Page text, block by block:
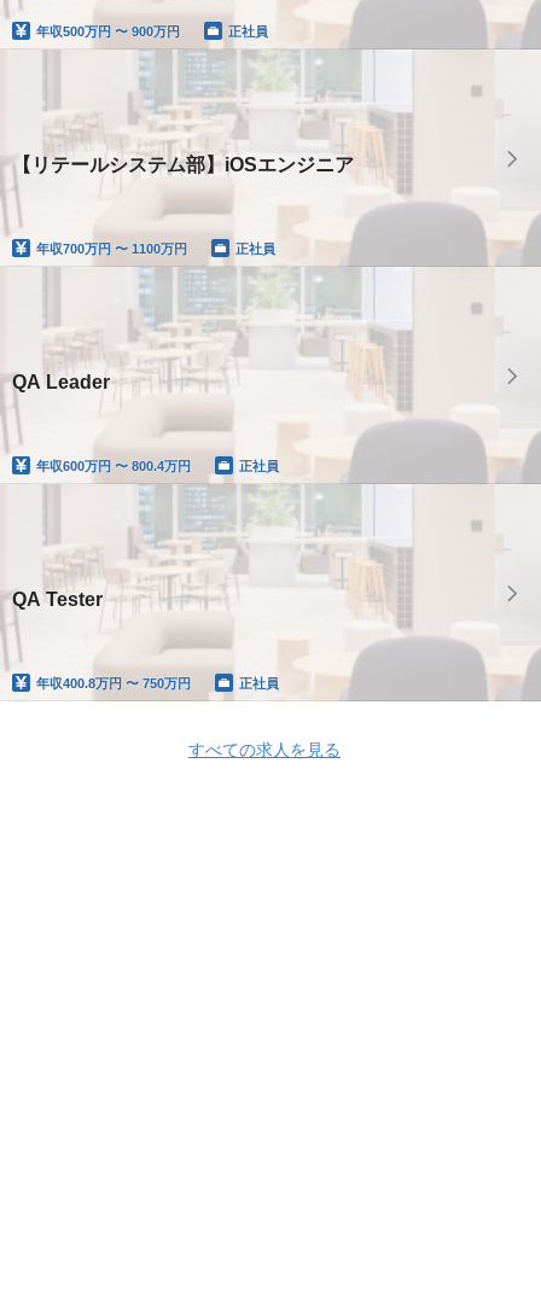
年収500万円 〜 900万円 正社員
【リテールシステム部】iOSエンジニア
年収700万円 〜 1100万円 正社員
QA Leader
年収600万円 〜 800.4万円 正社員
QA Tester
年収400.8万円 〜 750万円 正社員
すべての求人を見る